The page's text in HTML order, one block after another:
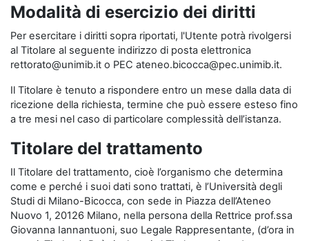
Modalità di esercizio dei diritti
Per esercitare i diritti sopra riportati, l'Utente potrà rivolgersi
al Titolare al seguente indirizzo di posta elettronica
rettorato@unimib.it o PEC ateneo.bicocca@pec.unimib.it.
Il Titolare è tenuto a rispondere entro un mese dalla data di
ricezione della richiesta, termine che può essere esteso fino
a tre mesi nel caso di particolare complessità dell’istanza.
Titolare del trattamento
Il Titolare del trattamento, cioè l’organismo che determina
come e perché i suoi dati sono trattati, è l’Università degli
Studi di Milano-Bicocca, con sede in Piazza dell’Ateneo
Nuovo 1, 20126 Milano, nella persona della Rettrice prof.ssa
Giovanna Iannantuoni, suo Legale Rappresentante, (d’ora in